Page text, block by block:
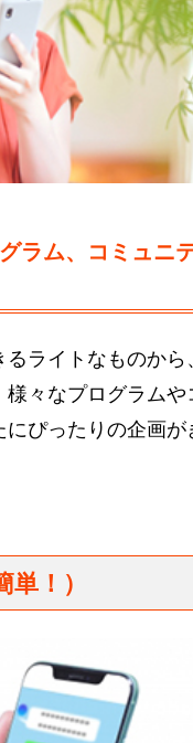
ラム、コミュニ
ライトなものから
々なプログラムや
ぴったりの企画が
！）